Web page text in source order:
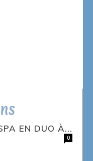
EN DUO À...
0